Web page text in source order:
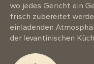
wo jedes Gericht ein
frisch zubereitet
einladenden
der levantinischen